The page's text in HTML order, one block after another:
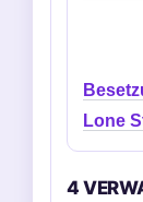
Lone
4